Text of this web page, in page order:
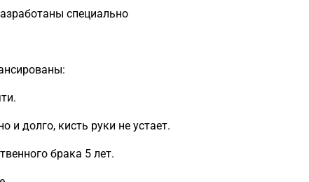
специально
и долго, кисть руки не устает.
брака 5 лет.